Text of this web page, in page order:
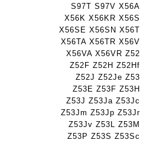
S97T S97V X56A
X56K X56KR X56S
X56SE X56SN X56T
X56TA X56TR X56V
X56VA X56VR Z52
Z52F Z52H Z52Hf
Z52J Z52Je Z53
Z53E Z53F Z53H
Z53J Z53Ja Z53Jc
Z53Jm Z53Jp Z53Jr
Z53Jv Z53L Z53M
Z53P Z53S Z53Sc